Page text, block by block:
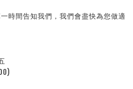
時間告知我們，我們會盡快為您做適